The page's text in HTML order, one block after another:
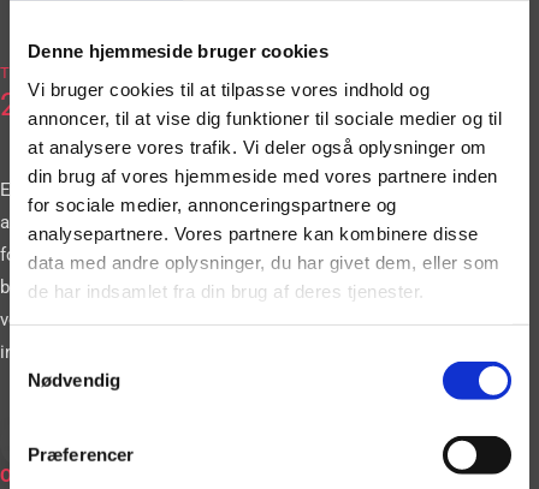
Denne hjemmeside bruger cookies
Vi bruger cookies til at tilpasse vores indhold og
annoncer, til at vise dig funktioner til sociale medier og til
at analysere vores trafik. Vi deler også oplysninger om
din brug af vores hjemmeside med vores partnere inden
for sociale medier, annonceringspartnere og
analysepartnere. Vores partnere kan kombinere disse
data med andre oplysninger, du har givet dem, eller som
de har indsamlet fra din brug af deres tjenester.
Samtykkevalg
Nødvendig
Præferencer
Tlf.
2036
2663
Eller book vores
artister gennem vores
formular. Vi
bestræber os på at
vende tilbage til dig
inden for 24 timer.
BOOK
ONLINE